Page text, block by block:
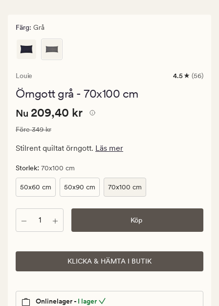
Färg: Grå
Louie
56
4.5 (56)
Örngott grå - 70x100 cm
Nuvarande
209,40
kr.
pris
349
kr
Nuvarande pris
Nu 209,40 kr
Ordinarie pris
Före349 kr
Stilrent quiltat örngott. Läs mer
Storlek: 70x100 cm
50x60 cm 50x90 cm 70x100 cm
Antal Köp
KLICKA & HÄMTA I BUTIK
Onlinelager - I lager